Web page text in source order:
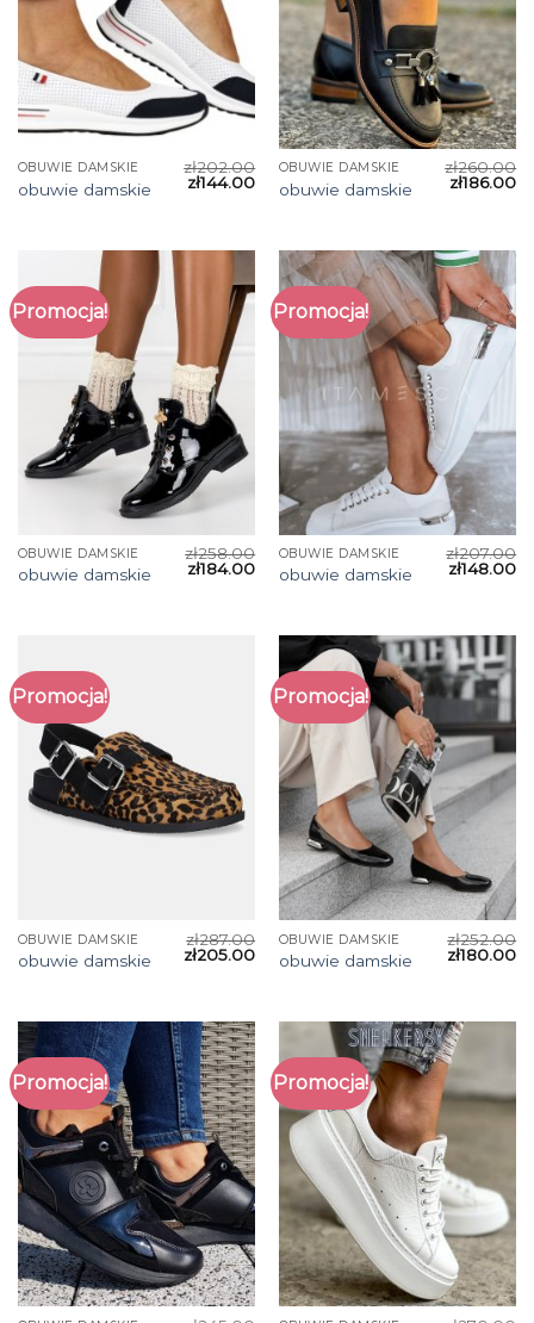
OBUWIE DAMSKIE
obuwie damskie
zł202.00
zł144.00
OBUWIE DAMSKIE
obuwie damskie
zł260.00
zł186.00
Promocja!
OBUWIE DAMSKIE
obuwie damskie
zł258.00
zł184.00
Promocja!
OBUWIE DAMSKIE
obuwie damskie
zł207.00
zł148.00
Promocja!
OBUWIE DAMSKIE
obuwie damskie
zł287.00
zł205.00
Promocja!
OBUWIE DAMSKIE
obuwie damskie
zł252.00
zł180.00
Promocja! Promocja!